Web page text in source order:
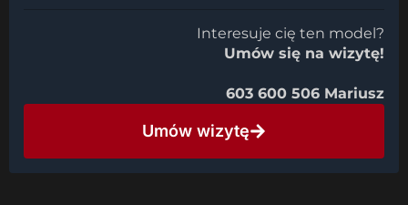
Interesuje cię ten model?
Umów się na wizytę!
603 600 506 Mariusz
Umów wizytę